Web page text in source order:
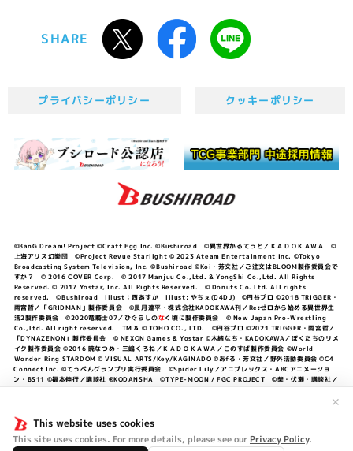
This website uses cookies
This site uses cookies. For more details, please see our Privacy Policy.
✕
SHARE
プライバシーポリシー クッキーポリシー
©BanG Dream! Project ©Craft Egg Inc. ©Bushiroad ©異世界かるてっと／ＫＡＤＯＫＡＷＡ ©
上海アリス幻樂団 ©Project Revue Starlight © 2023 Ateam Entertainment Inc. ©Tokyo
Broadcasting System Television, Inc. ©Bushiroad ©Koi・芳文社／ご注文はBLOOM製作委員会で
すか？ © 2016 COVER Corp. © 2017 Manjuu Co.,Ltd. & YongShi Co.,Ltd. All Rights
Reserved. © 2017 Yostar, Inc. All Rights Reserved. © Donuts Co. Ltd. All rights
reserved. ©Bushiroad illust：西あすか illust: やちぇ(D4DJ) ©円谷プロ ©2018 TRIGGER・
雨宮哲／「GRIDMAN」製作委員会 ©長月達平・株式会社KADOKAWA刊／Re:ゼロから始める異世界生
活2製作委員会 ©2020竜騎士07／ひぐらしのなく頃に製作委員会 © New Japan Pro-Wrestling
Co.,Ltd. All right reserved. TM & © TOHO CO., LTD. ©円谷プロ ©2021 TRIGGER・雨宮哲／
「DYNAZENON」製作委員会 © NEXON Games & Yostar ©木緒なち・KADOKAWA／ぼくたちのリメ
イク製作委員会 ©2016 暁なつめ・三嶋くろね／ＫＡＤＯＫＡＷＡ／このすば製作委員会 ©World
Wonder Ring STARDOM © VISUAL ARTS/Key/KAGINADO ©あfろ・芳文社／野外活動委員会 ©C4
Connect Inc. ©てっぺんグランプリ実行委員会 ©Spider Lily／アニプレックス・ABCアニメーショ
ン・BS11 ©福本伸行／講談社 ®KODANSHA ©TYPE-MOON / FGC PROJECT ©柴・伏瀬・講談社／
©中村力斗・野澤ゆき子／集英社・君のことが大大大大大好きな製作委員会 ©IIS-P／ぽんのみち製作委
員会 ©円谷プロ ©2023 TRIGGER・雨宮哲／「劇場版グリッドマンユニバース」製作委員会 © NEXON
Games／アビドス商店街 ©プロジェクトラブライブ！蓮ノ空女学院スクールアイドルクラブ ©「勇気爆